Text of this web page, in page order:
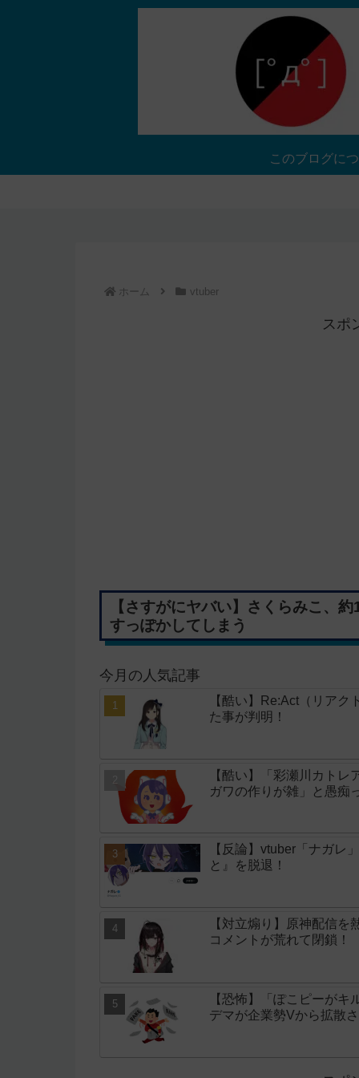
このブログに
ホーム vtuber
スポ
【さすがにヤバい】さくらみこ、
すっぽかしてしまう
今月の人気記事
【酷い】Re:Act（リア
た事が判明！
【酷い】「彩瀬川カト
ガワの作りが雑」と愚痴
【反論】vtuber「ナガレ
と』を脱退！
【対立煽り】原神配信
コメントが荒れて閉鎖！
【恐怖】「ぽこピーが
デマが企業勢Vから拡散